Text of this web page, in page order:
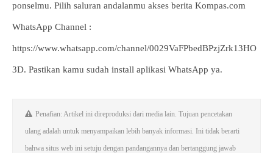
ponselmu. Pilih saluran andalanmu akses berita Kompas.com
WhatsApp Channel :
https://www.whatsapp.com/channel/0029VaFPbedBPzjZrk13HO
3D. Pastikan kamu sudah install aplikasi WhatsApp ya.
Penafian: Artikel ini direproduksi dari media lain. Tujuan pencetakan
ulang adalah untuk menyampaikan lebih banyak informasi. Ini tidak berarti
bahwa situs web ini setuju dengan pandangannya dan bertanggung jawab